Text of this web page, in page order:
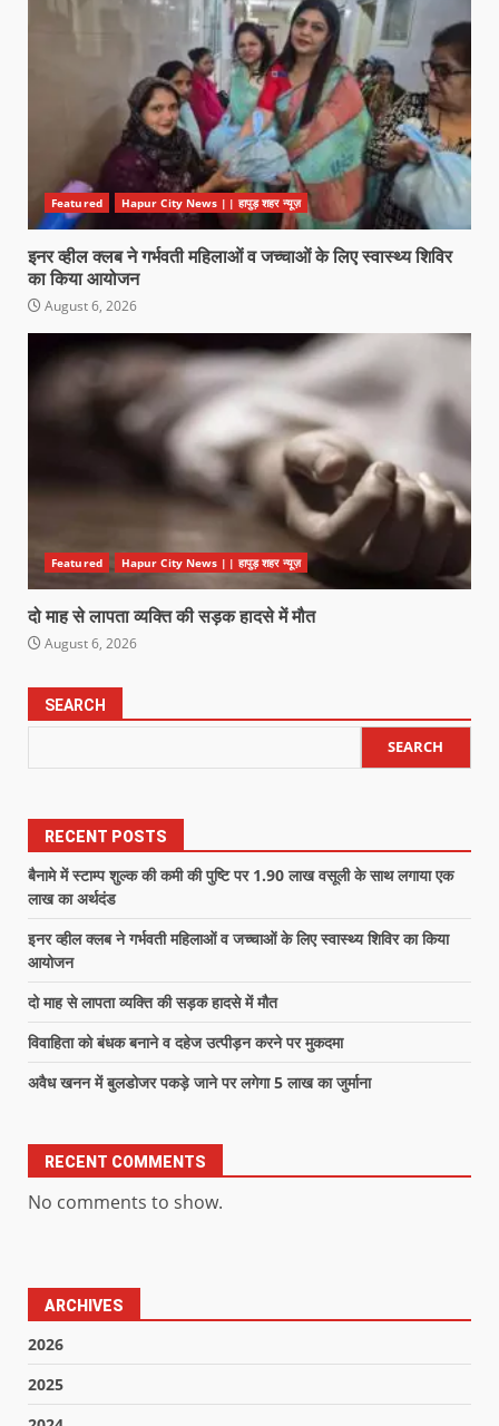
Featured Hapur City News || हापुड़ शहर न्यूज़
इनर व्हील क्लब ने गर्भवती महिलाओं व जच्चाओं के लिए स्वास्थ्य शिविर
का किया आयोजन
August 6, 2026
Featured Hapur City News || हापुड़ शहर न्यूज़
दो माह से लापता व्यक्ति की सड़क हादसे में मौत
August 6, 2026
SEARCH
SEARCH
RECENT POSTS
बैनामे में स्टाम्प शुल्क की कमी की पुष्टि पर 1.90 लाख वसूली के साथ लगाया एक
लाख का अर्थदंड
इनर व्हील क्लब ने गर्भवती महिलाओं व जच्चाओं के लिए स्वास्थ्य शिविर का किया
आयोजन
दो माह से लापता व्यक्ति की सड़क हादसे में मौत
विवाहिता को बंधक बनाने व दहेज उत्पीड़न करने पर मुकदमा
अवैध खनन में बुलडोजर पकड़े जाने पर लगेगा 5 लाख का जुर्माना
RECENT COMMENTS
No comments to show.
ARCHIVES
2026
2025